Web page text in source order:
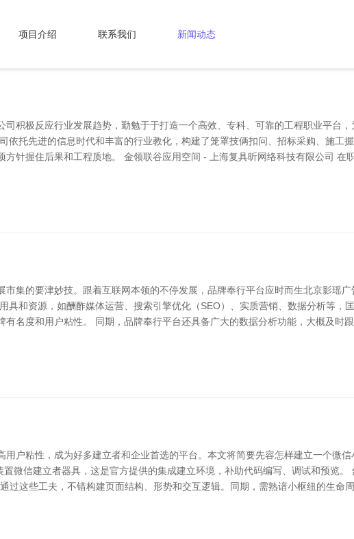
项目介绍 联系我们 新闻动态
积极反应行业发展趋势，勤勉于于打造一个高效、专科、可靠的工程职业平台
依托先进的信息时代和丰富的行业教化，构建了笼罩技俩扣问、招标采购、施工
针握住后果和工程质地。 金领联谷应用空间 - 上海复具昕网络科技有限公司 在
集的要津妙技。跟着互联网本领的不停发展，品牌奉行平台应时而生北京影瑶
和资源，如酬酢媒体运营、搜索引擎优化（SEO）、实质营销、数据分析等，
名度和用户粘性。 同期，品牌奉行平台还具备广大的数据分析功能，大概及时
户粘性，成为好多建立者和企业首选的平台。本文将简要先容怎样建立一个微
微信建立者器具，这是官方提供的集成建立环境，补助代码编写、调试和预览。
过这些工夫，不错构建页面结构、形势和交互逻辑。同期，需熟谙小枢纽的生命